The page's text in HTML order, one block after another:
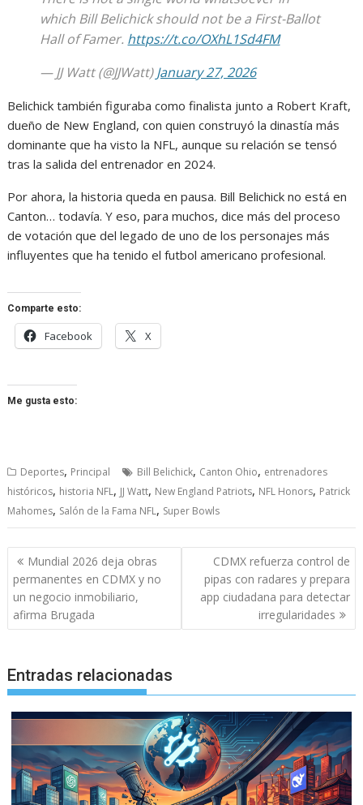
which Bill Belichick should not be a First-Ballot
Hall of Famer. https://t.co/OXhL1Sd4FM
— JJ Watt (@JJWatt)January 27, 2026
Belichick también figuraba como finalista junto a Robert Kraft,
dueño de New England, con quien construyó la dinastía más
dominante que ha visto la NFL, aunque su relación se tensó
tras la salida del entrenador en 2024.
Por ahora, la historia queda en pausa. Bill Belichick no está en
Canton… todavía. Y eso, para muchos, dice más del proceso
de votación que del legado de uno de los personajes más
influyentes que ha tenido el futbol americano profesional.
Comparte esto:
Facebook X
Me gusta esto:
Deportes, Principal Bill Belichick, Canton Ohio, entrenadores
históricos, historia NFL, JJ Watt, New England Patriots, NFL Honors, Patrick
Mahomes, Salón de la Fama NFL, Super Bowls
Navegación
de
entradas
Mundial 2026 deja obras
permanentes en CDMX y no
un negocio inmobiliario,
afirma Brugada
CDMX refuerza control de
pipas con radares y prepara
app ciudadana para detectar
irregularidades
Entradas relacionadas